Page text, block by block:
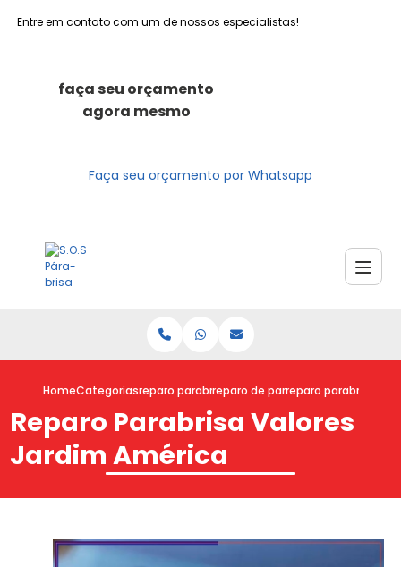
Entre em contato com um de nossos especialistas!
faça seu orçamento
agora mesmo
Faça seu orçamento por Whatsapp
HomeCategoriasreparo parabrisasreparo de parabrisa trincado
reparo parabrisa
Reparo Parabrisa Valores
Jardim América